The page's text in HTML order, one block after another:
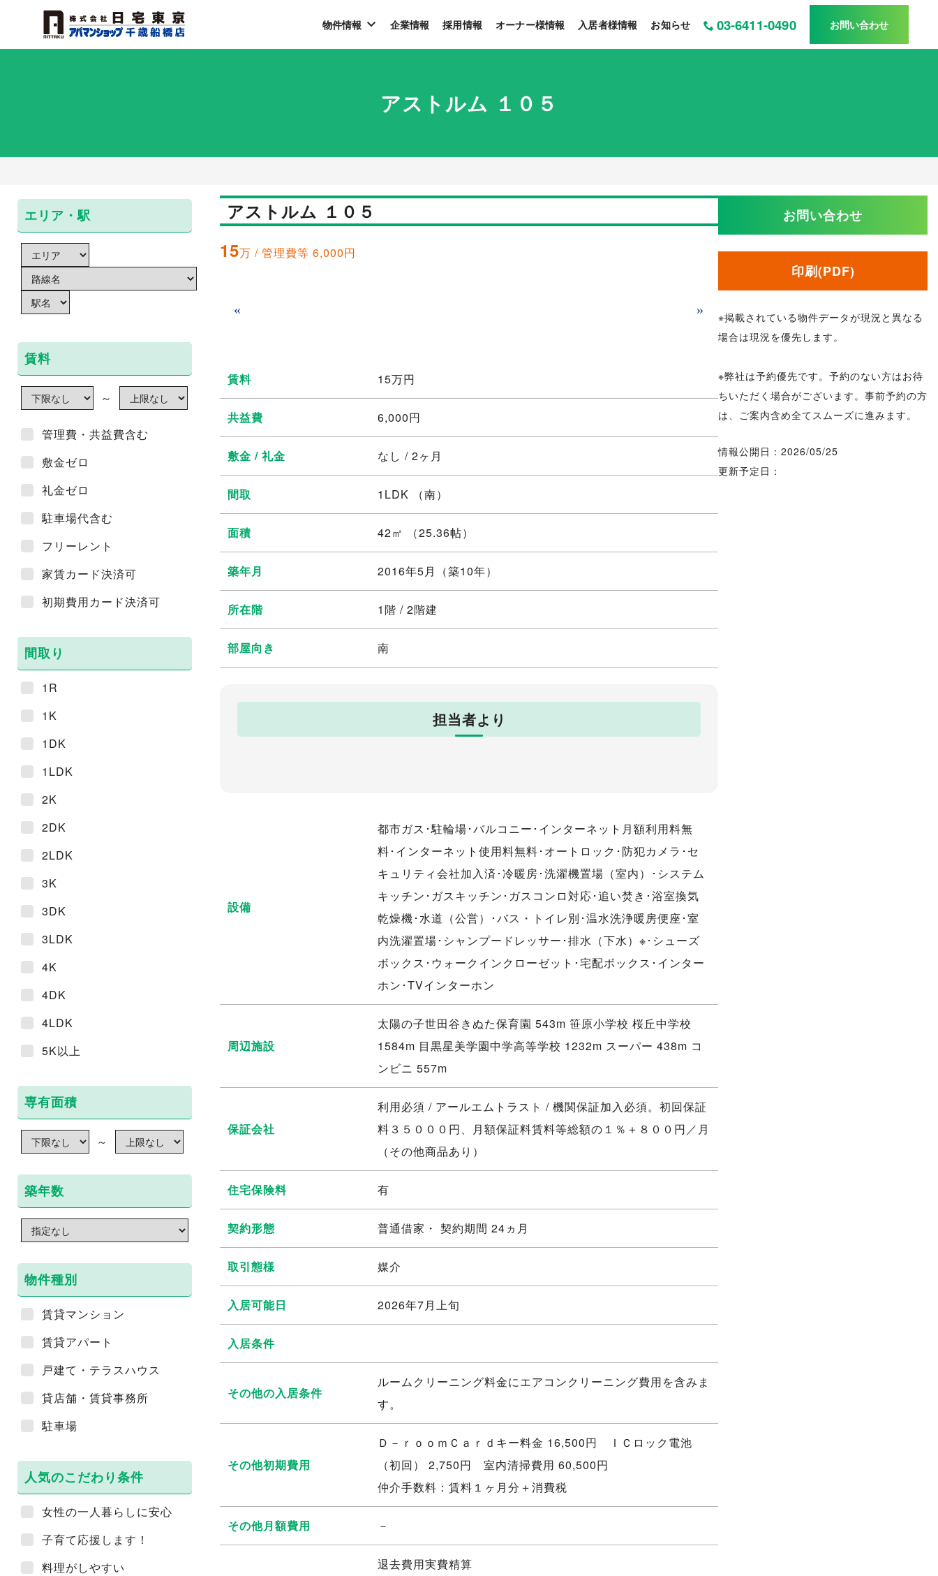
物件情報 企業情報 採用情報 オーナー様情報 入居者様情報 お知らせ 03-6411-0490 お問い合わせ
アストルム １０５
エリア・駅
賃料
～
管理費・共益費含む
敷金ゼロ
礼金ゼロ
駐車場代含む
フリーレント
家賃カード決済可
初期費用カード決済可
間取り
1R
1K
1DK
1LDK
2K
2DK
2LDK
3K
3DK
3LDK
4K
4DK
4LDK
5K以上
専有面積
～
築年数
物件種別
賃貸マンション
賃貸アパート
戸建て・テラスハウス
貸店舗・賃貸事務所
駐車場
人気のこだわり条件
女性の一人暮らしに安心
子育て応援します！
料理がしやすい
アストルム １０５
15万 / 管理費等 6,000円
« »
賃料 15万円
共益費 6,000円
敷金 / 礼金 なし / 2ヶ月
間取 1LDK （南）
面積 42㎡ （25.36帖）
築年月 2016年5月（築10年）
所在階 1階 / 2階建
部屋向き 南
担当者より
設備
都市ガス･駐輪場･バルコニー･インターネット月額利用料無
料･インターネット使用料無料･オートロック･防犯カメラ･セ
キュリティ会社加入済･冷暖房･洗濯機置場（室内）･システム
キッチン･ガスキッチン･ガスコンロ対応･追い焚き･浴室換気
乾燥機･水道（公営）･バス・トイレ別･温水洗浄暖房便座･室
内洗濯置場･シャンプードレッサー･排水（下水）※･シューズ
ボックス･ウォークインクローゼット･宅配ボックス･インター
ホン･TVインターホン
周辺施設
太陽の子世田谷きぬた保育園 543m 笹原小学校 桜丘中学校
1584m 目黒星美学園中学高等学校 1232m スーパー 438m コ
ンビニ 557m
保証会社
利用必須 / アールエムトラスト / 機関保証加入必須。初回保証
料３５０００円、月額保証料賃料等総額の１％＋８００円／月
（その他商品あり）
住宅保険料 有
契約形態 普通借家・ 契約期間 24ヵ月
取引態様 媒介
入居可能日 2026年7月上旬
入居条件
その他の入居条件
ルームクリーニング料金にエアコンクリーニング費用を含みま
す。
その他初期費用
Ｄ－ｒｏｏｍＣａｒｄキー料金 16,500円 ＩＣロック電池
（初回） 2,750円 室内清掃費用 60,500円
仲介手数料：賃料１ヶ月分＋消費税
その他月額費用 －
退去費用実費精算
お問い合わせ
印刷(PDF)
※掲載されている物件データが現況と異なる
場合は現況を優先します。
※弊社は予約優先です。予約のない方はお待
ちいただく場合がございます。事前予約の方
は、ご案内含め全てスムーズに進みます。
情報公開日：2026/05/25
更新予定日：